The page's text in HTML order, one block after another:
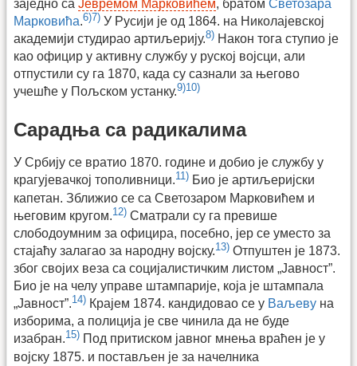
заједно са Јевремом Марковићем, братом Светозара
Марковића.6)7) У Русији је од 1864. на Николајевској
академији студирао артиљерију.8) Након тога ступио је
као официр у активну службу у руској војсци, али
отпустили су га 1870, када су сазнали за његово
учешће у Пољском устанку.9)10)
Сарадња са радикалима
У Србију се вратио 1870. године и добио је службу у
крагујевачкој тополивници.11) Био је артиљеријски
капетан. Зближио се са Светозаром Марковићем и
његовим кругом.12) Сматрали су га превише
слободоумним за официра, посебно, јер се уместо за
стајаћу залагао за народну војску.13) Отпуштен је 1873.
због својих веза са социјалистичким листом „Јавност”.
Био је на челу управе штампарије, која је штампала
„Јавност”.14) Крајем 1874. кандидовао се у Ваљеву на
изборима, а полиција је све чинила да не буде
изабран.15) Под притиском јавног мнења враћен је у
војску 1875. и постављен је за начелника